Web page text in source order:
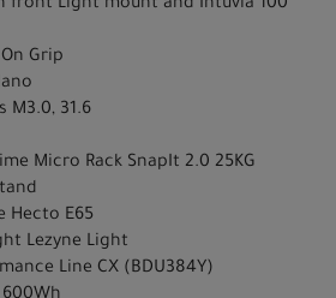
front Light mount and Intuvia 100
Grip
M3.0, 31.6
Micro Rack SnapIt 2.0 25KG
Hecto E65
Lezyne Light
Line CX (BDU384Y)